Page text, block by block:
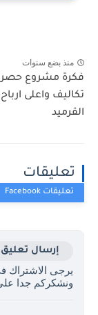
منذ بضع سنوات
فكرة مشروع
تكاليف واعلى
القرميد
تعليقات
إرسال تعليق
يرجى الاشتراك
ونشكركم جدا